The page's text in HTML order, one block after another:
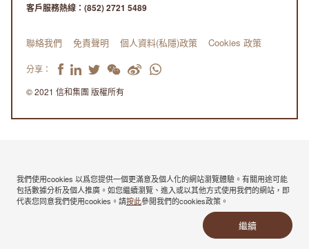
我們使用cookies 以爲您提供一個更滿意及個人化的網站瀏覽體驗。有關用途可能
包括數據分析及個人推廣。如您繼續瀏覽、進入或以其他方式使用我們的網站，即
代表您同意我們使用cookies。請按此參閲我們的cookies政策。
繼續
客戶服務熱線： (852) 2721 5489
聯絡我們 免責聲明 個人資料(私隱)政策 Cookies 政策
© 2021 信和集團 版權所有
分享：